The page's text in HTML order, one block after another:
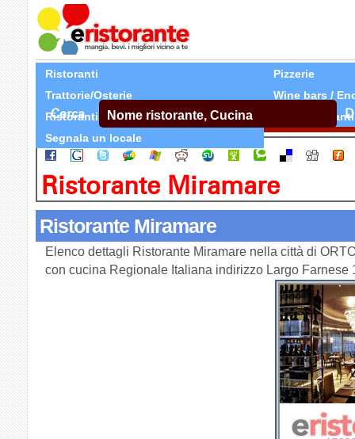
Ristoranti
Pizzerie
Trattorie/Osterie
Wine bars /
Ristoranti Etnici
Tutti Ristoranti
Segnala un locale
Cerca
Ristorante Miramare
Ristorante Miramare
Elenco dettagli Ristorante Miramare nella città di
con cucina Regionale Italiana indirizzo Largo Farnese